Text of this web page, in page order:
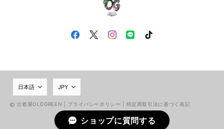
古着屋OLDGREEN | プライバシーポリシー 特定商取引法に基づく表記
ショップに質問する